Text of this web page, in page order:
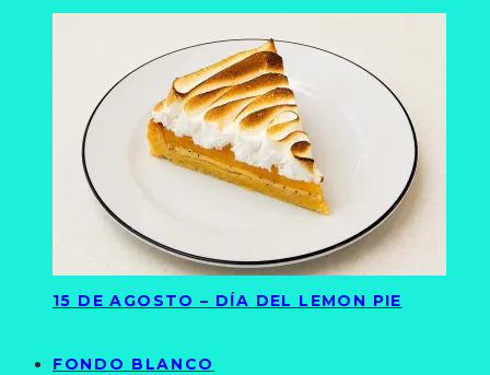
15 DE AGOSTO – DÍA DEL LEMON PIE
FONDO BLANCO